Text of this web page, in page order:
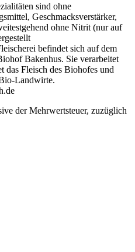
sind ohne
Geschmacksverstärker,
ohne Nitrit (nur auf
befindet sich auf dem
Bakenhus. Sie verarbeitet
das Fleisch des Biohofes und
Landwirte.
der Mehrwertsteuer, zuzüglich